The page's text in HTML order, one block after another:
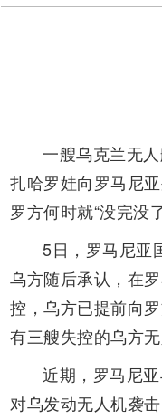
一艘乌克兰无
扎哈罗娃向罗马尼
罗方何时就“没完没
5日，罗马尼亚
乌方随后承认，在
控，乌方已提前向
有三艘失控的乌方
近期，罗马尼
对乌发动无人机袭